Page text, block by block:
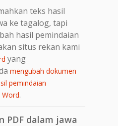
teks hasil
ke tagalog, tapi
hasil pemindaian
situs rekan kami
yang
mengubah dokumen
pemindaian
Word.
PDF dalam jawa